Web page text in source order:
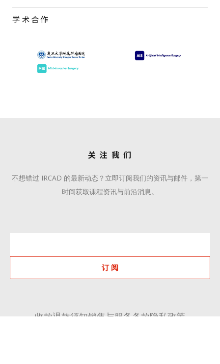
学术合作
关 注 我 们
不想错过 IRCAD 的最新动态？立即订阅我们的资讯与邮件，第一
时间获取课程资讯与前沿消息。
订 阅
收款退款须知销售与服务条款隐私政策